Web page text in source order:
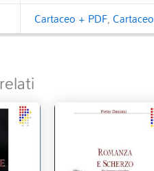
Cartaceo + PDF,Cartaceo